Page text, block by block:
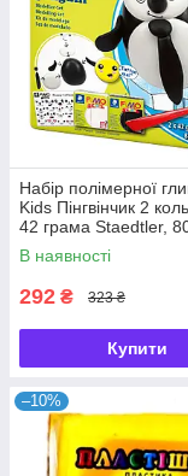
Набір полімерної
Kids Пінгвінчик 2
42 грама Staedtler,
В наявності
292 ₴ 323 ₴
Купити
–10%